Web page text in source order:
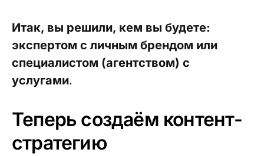
Итак, вы решили, кем вы будете:
экспертом с личным брендом или
специалистом (агентством) с
услугами.
Теперь создаём контент-
стратегию